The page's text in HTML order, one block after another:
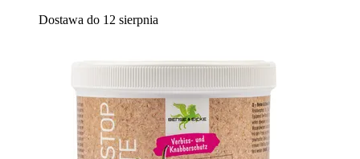
Dostawa do 12 sierpnia